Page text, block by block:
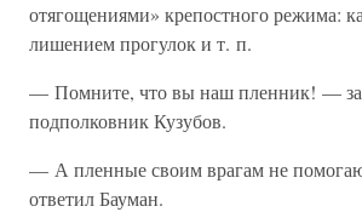
отягощениями» крепостного режима:
лишением прогулок и т. п.
— Помните, что вы наш пленник! —
подполковник Кузубов.
— А пленные своим врагам не
ответил Бауман.